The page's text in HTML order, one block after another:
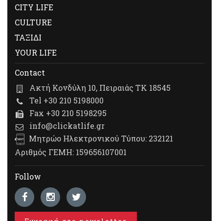
CITY LIFE
CULTURE
ΤΑΞΙΔΙ
YOUR LIFE
Contact
Ακτή Κονδύλη 10, Πειραιάς ΤΚ 18545
Tel +30 210 5198000
Fax +30 210 5198295
info@clickatlife.gr
Μητρώο Ηλεκτρονικού Τύπου: 232121
Αριθμός ΓΕΜΗ: 159656107001
Follow